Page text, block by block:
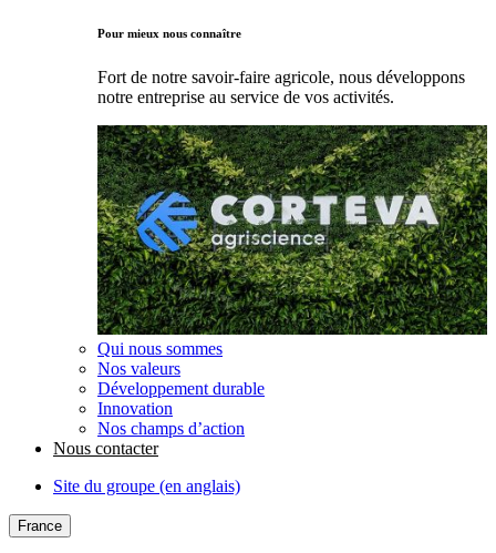
Pour mieux nous connaître
Fort de notre savoir-faire agricole, nous développons
notre entreprise au service de vos activités.
Qui nous sommes
Nos valeurs
Développement durable
Innovation
Nos champs d’action
Nous contacter
Site du groupe (en anglais)
France